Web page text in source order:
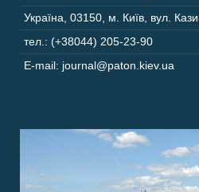
Україна, 03150, м. Київ, вул.
тел.: (+38044) 205-23-90
E-mail: journal@paton.kiev.ua